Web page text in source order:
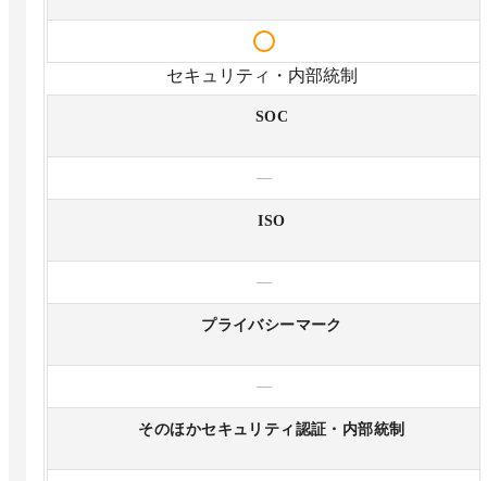
セキュリティ・内部統制
SOC
—
ISO
—
プライバシーマーク
—
そのほかセキュリティ認証・内部統制